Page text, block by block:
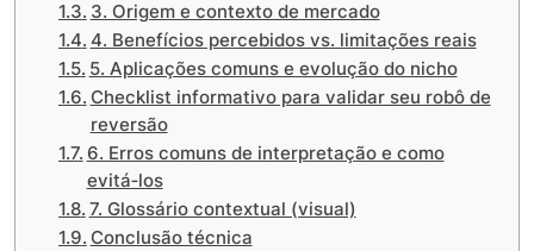
3. Origem e contexto de mercado
4. Benefícios percebidos vs. limitações reais
5. Aplicações comuns e evolução do nicho
Checklist informativo para validar seu robô de
reversão
6. Erros comuns de interpretação e como
evitá‑los
7. Glossário contextual (visual)
Conclusão técnica